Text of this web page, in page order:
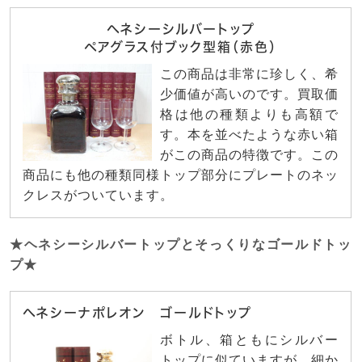
ヘネシーシルバートップ
ペアグラス付ブック型箱（赤色）
この商品は非常に珍しく、希
少価値が高いのです。買取価
格は他の種類よりも高額で
す。本を並べたような赤い箱
がこの商品の特徴です。この
商品にも他の種類同様トップ部分にプレートのネッ
クレスがついています。
★ヘネシーシルバートップとそっくりなゴールドトッ
プ★
ヘネシーナポレオン ゴールドトップ
ボトル、箱ともにシルバー